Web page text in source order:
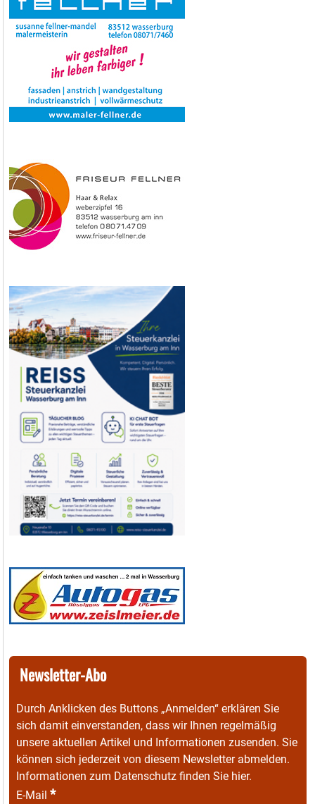
Newsletter-Abo
Durch Anklicken des Buttons „Anmelden“ erklären Sie
sich damit einverstanden, dass wir Ihnen regelmäßig
unsere aktuellen Artikel und Informationen zusenden. Sie
können sich jederzeit von diesem Newsletter abmelden.
Informationen zum Datenschutz finden Sie hier.
E-Mail *